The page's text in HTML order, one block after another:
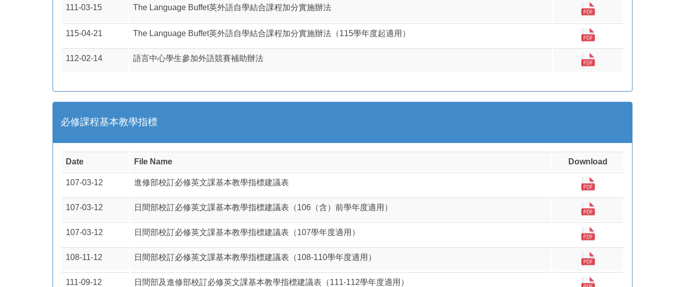
111-03-15 The Language Buffet英外語自學結合課程加分實施辦法
115-04-21 The Language Buffet英外語自學結合課程加分實施辦法（115學年度起適用）
112-02-14 語言中心學生參加外語競賽補助辦法
必修課程基本教學指標
Date File Name Download
107-03-12 進修部校訂必修英文課基本教學指標建議表
107-03-12 日間部校訂必修英文課基本教學指標建議表（106（含）前學年度適用）
107-03-12 日間部校訂必修英文課基本教學指標建議表（107學年度適用）
108-11-12 日間部校訂必修英文課基本教學指標建議表（108-110學年度適用）
111-09-12 日間部及進修部校訂必修英文課基本教學指標建議表（111-112學年度適用）